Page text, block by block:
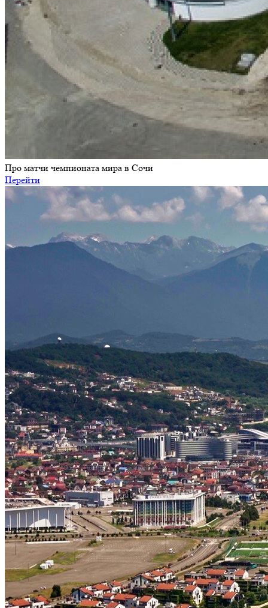
Про матчи чемпионата мира в Сочи
Перейти